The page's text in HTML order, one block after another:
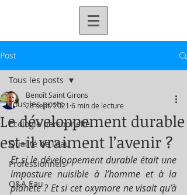
Post
Tous les posts
Ecologie personnelle
Qualité de l'eau
Professionnels
Q&A Eau
Tous les posts
Le développement durable
est-il vraiment l’avenir ?
Benoît Saint Girons
28 sept. 2021 6 min de lecture
Et si le développement durable était une
imposture nuisible à l’homme et à la
planète ? Et si cet oxymore ne visait qu’à